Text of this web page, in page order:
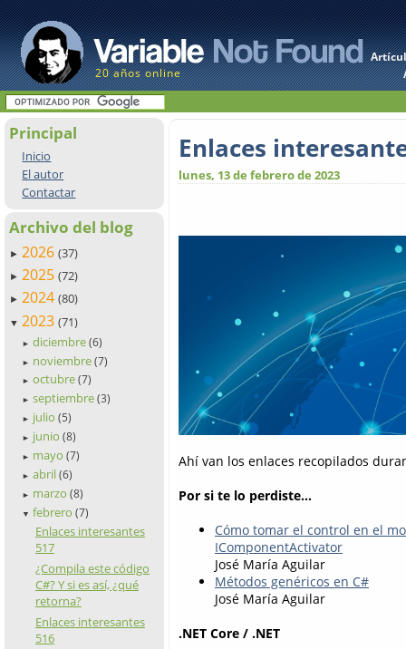
20 años online
Principal
Inicio
El autor
Contactar
Archivo del blog
► 2026 (37)
► 2025 (72)
► 2024 (80)
▼ 2023 (71)
► diciembre (6)
► noviembre (7)
► octubre (7)
► septiembre (3)
► julio (5)
► junio (8)
► mayo (7)
► abril (6)
► marzo (8)
▼ febrero (7)
Enlaces interesantes
517
¿Compila este código
C#? Y si es así, ¿qué
retorna?
Enlaces interesantes
516
Enlaces
lunes, 13 de febrero de 2023
Ahí van los enlaces recopilados
Por si te lo perdiste...
Cómo tomar el control en el
IComponentActivator
José María Aguilar
Métodos genéricos en C#
José María Aguilar
.NET Core / .NET